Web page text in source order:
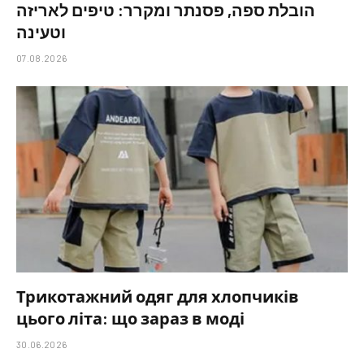
הובלת ספה, פסנתר ומקרר: טיפים לאריזה
וטעינה
07.08.2026
Трикотажний одяг для хлопчиків
цього літа: що зараз в моді
30.06.2026